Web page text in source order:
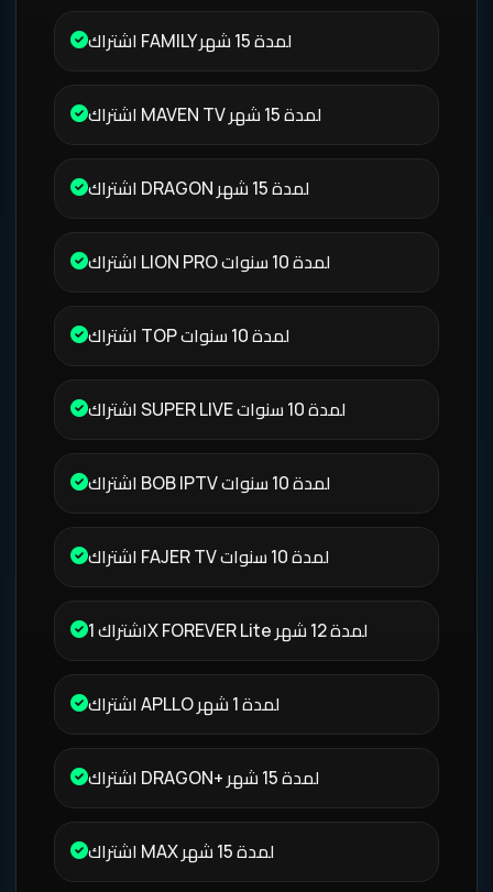
اشتراك FAMILY لمدة 15 شهر
اشتراك MAVEN TV لمدة 15 شهر
اشتراك DRAGON لمدة 15 شهر
اشتراك LION PRO لمدة 10 سنوات
اشتراك TOP لمدة 10 سنوات
اشتراك SUPER LIVE لمدة 10 سنوات
اشتراك BOB IPTV لمدة 10 سنوات
اشتراك FAJER TV لمدة 10 سنوات
اشتراك 1X FOREVER Lite لمدة 12 شهر
اشتراك APLLO لمدة 1 شهر
اشتراك DRAGON+ لمدة 15 شهر
اشتراك MAX لمدة 15 شهر